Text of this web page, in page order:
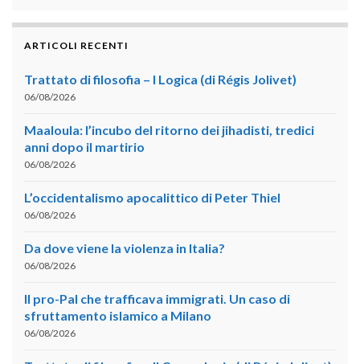
ARTICOLI RECENTI
Trattato di filosofia – I Logica (di Régis Jolivet)
06/08/2026
Maaloula: l’incubo del ritorno dei jihadisti, tredici
anni dopo il martirio
06/08/2026
L’occidentalismo apocalittico di Peter Thiel
06/08/2026
Da dove viene la violenza in Italia?
06/08/2026
Il pro-Pal che trafficava immigrati. Un caso di
sfruttamento islamico a Milano
06/08/2026